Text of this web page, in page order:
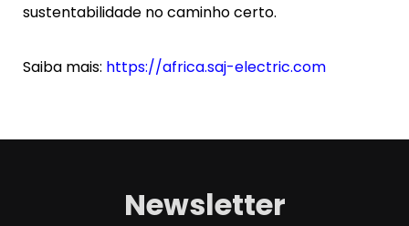
sustentabilidade no caminho certo.
Saiba mais: https://africa.saj-electric.com
Newsletter